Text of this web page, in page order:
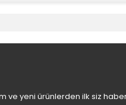
ve yeni ürünlerden ilk siz